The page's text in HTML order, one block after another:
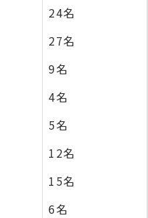
24名
27名
9名
4名
5名
12名
15名
6名